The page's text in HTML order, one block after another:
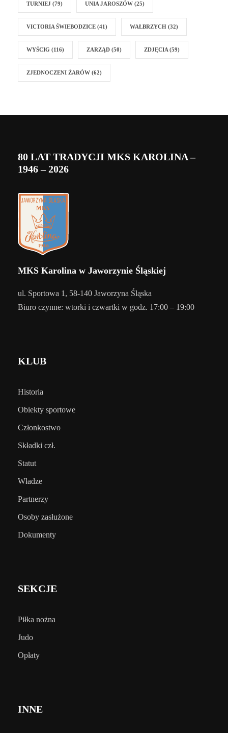
TURNIEJ (79) UNIA JAROSZÓW (25)
VICTORIA ŚWIEBODZICE (41) WAŁBRZYCH (32)
WYŚCIG (116) ZARZĄD (50) ZDJĘCIA (59)
ZJEDNOCZENI ŻARÓW (62)
80 LAT TRADYCJI MKS KAROLINA –
1946 – 2026
MKS Karolina w Jaworzynie Śląskiej
ul. Sportowa 1, 58-140 Jaworzyna Śląska
Biuro czynne: wtorki i czwartki w godz. 17:00 – 19:00
KLUB
Historia
Obiekty sportowe
Członkostwo
Składki czł.
Statut
Władze
Partnerzy
Osoby zasłużone
Dokumenty
SEKCJE
Piłka nożna
Judo
Opłaty
INNE